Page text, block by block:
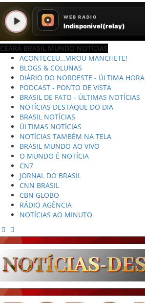
CEARÁ BRASIL MUNDO NOTÍCIAS
ACONTECEU...VIROU MANCHETE!
BLOGS & COLUNAS
DIÁRIO DO NORDESTE - ÚLTIMA HORA
PODCAST - PONTO DE VISTA
BRASIL DE FATO - ÚLTIMAS NOTÍCIAS
NOTÍCIAS DESTAQUE DO DIA
BRASIL NOTÍCIAS
ÚLTIMAS NOTÍCIAS
NOTÍCIAS TAMBÉM NA TELA
BRASIL MUNDO AO VIVO
O MUNDO É NOTÍCIA
CN7
JORNAL DO BRASIL
CNN BRASIL
CBN GLOBO
RÁDIO AGÊNCIA
NOTÍCIAS AO MINUTO